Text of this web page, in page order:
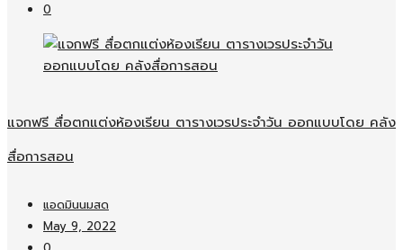
0
แจกฟรี สื่อตกแต่งห้องเรียน ตารางเวรประจำวัน ออกแบบโดย คลัง
สื่อการสอน
แอดมินนมสด
May 9, 2022